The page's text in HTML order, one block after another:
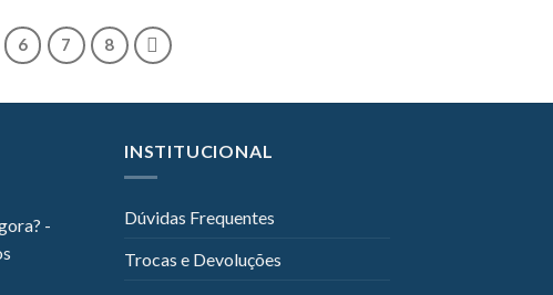
6 7 8
-
INSTITUCIONAL
Dúvidas Frequentes
Trocas e Devoluções